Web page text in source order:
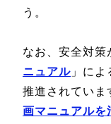
う。
なお、安全対策
ニュアル 」に
推進されていま
画マニュアルを